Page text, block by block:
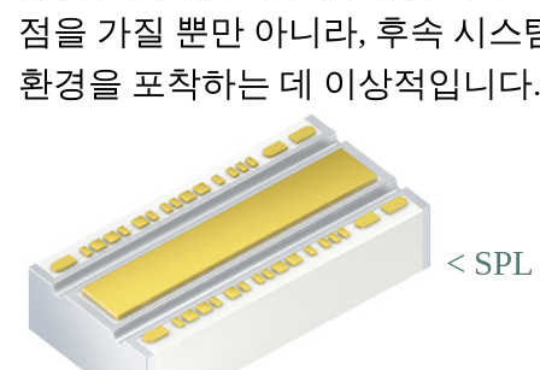
점을 가질 뿐만 아니라, 후속 시
환경을 포착하는 데 이상적입니다.
<